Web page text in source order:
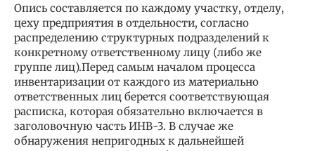
Опись составляется по каждому участку, отделу,
цеху предприятия в отдельности, согласно
распределению структурных подразделений к
конкретному ответственному лицу (либо же
группе лиц).Перед самым началом процесса
инвентаризации от каждого из материально
ответственных лиц берется соответствующая
расписка, которая обязательно включается в
заголовочную часть ИНВ-3. В случае же
обнаружения непригодных к дальнейшей